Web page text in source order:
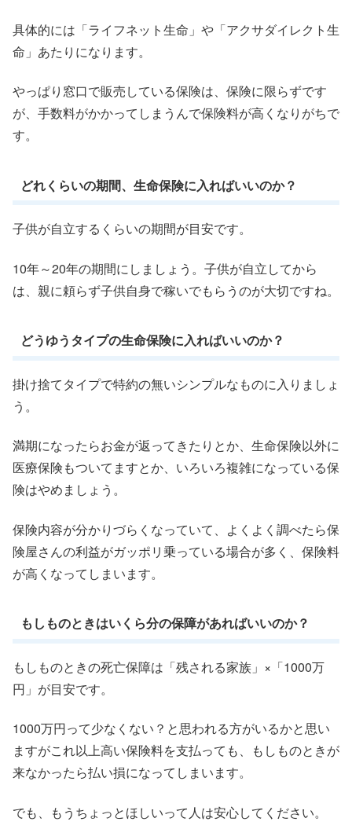
具体的には「ライフネット生命」や「アクサダイレクト生
命」あたりになります。
やっぱり窓口で販売している保険は、保険に限らずです
が、手数料がかかってしまうんで保険料が高くなりがちで
す。
どれくらいの期間、生命保険に入ればいいのか？
子供が自立するくらいの期間が目安です。
10年～20年の期間にしましょう。子供が自立してから
は、親に頼らず子供自身で稼いでもらうのが大切ですね。
どうゆうタイプの生命保険に入ればいいのか？
掛け捨てタイプで特約の無いシンプルなものに入りましょ
う。
満期になったらお金が返ってきたりとか、生命保険以外に
医療保険もついてますとか、いろいろ複雑になっている保
険はやめましょう。
保険内容が分かりづらくなっていて、よくよく調べたら保
険屋さんの利益がガッポリ乗っている場合が多く、保険料
が高くなってしまいます。
もしものときはいくら分の保障があればいいのか？
もしものときの死亡保障は「残される家族」×「1000万
円」が目安です。
1000万円って少なくない？と思われる方がいるかと思い
ますがこれ以上高い保険料を支払っても、もしものときが
来なかったら払い損になってしまいます。
でも、もうちょっとほしいって人は安心してください。